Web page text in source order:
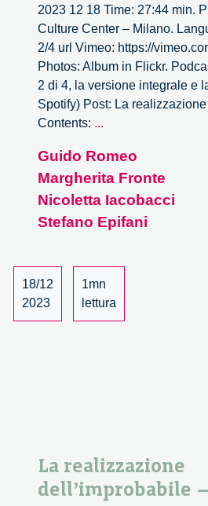
2023 12 18 Time: 27:44 min.
Culture Center – Milano.
2/4 url Vimeo: https://
Photos: Album in Flickr.
2 di 4, la versione integrale e
Spotify) Post: La
Contents: ...
dell’improbabile
–
2/4
Guido Romeo
Margherita Fronte
Nicoletta Iacobacci
Stefano Epifani
18/12
2023
1mn
lettura
La realizzazione
dell’improbabile